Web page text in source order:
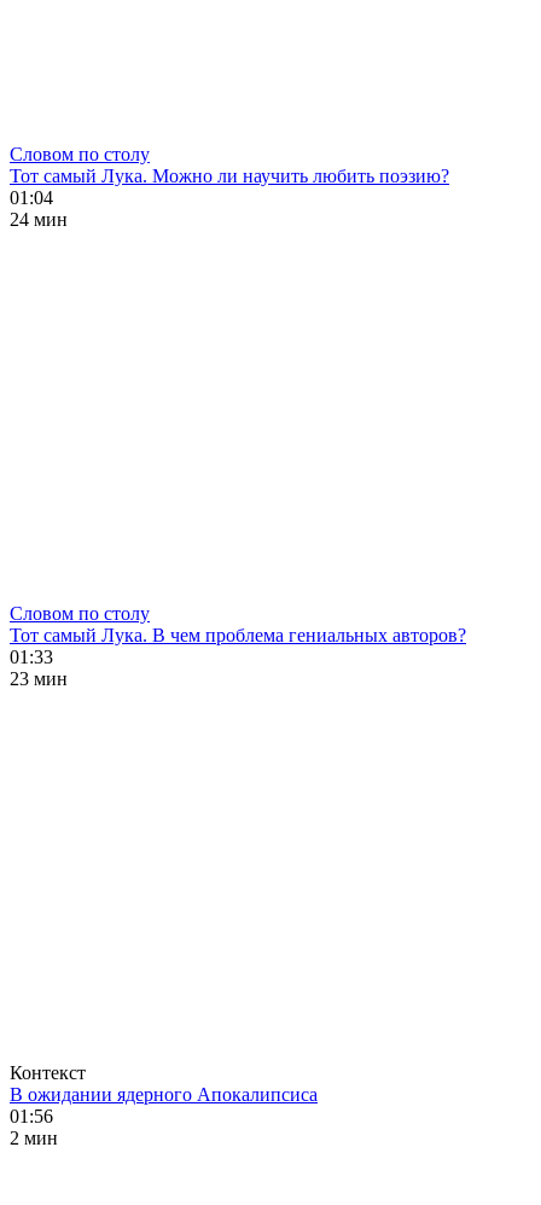
Словом по столу
Тот самый Лука. Можно ли научить любить поэзию?
01:04
24 мин
Словом по столу
Тот самый Лука. В чем проблема гениальных авторов?
01:33
23 мин
Контекст
В ожидании ядерного Апокалипсиса
01:56
2 мин